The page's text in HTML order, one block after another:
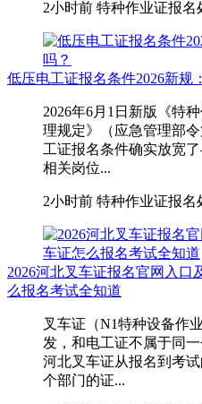
2小时前 特种作业证报名
低压电工证报名条件2026新规
2026年6月1日新版《特
理规定》（应急管理部
工证报名条件确实放宽
相关岗位...
2小时前 特种作业证报名
2026河北叉车证报名官网入口
么报名考试全知道
叉车证（N1特种设备作
发，和电工证不属于同
河北叉车证从报名到考
个部门的证...